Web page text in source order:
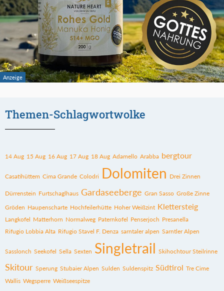
Themen-Schlagwortwolke
14 Aug 15 Aug 16 Aug 17 Aug 18 Aug Adamello Arabba bergtour
Casatihüttem Cima Grande Colodri Dolomiten Drei Zinnen
Dürrenstein Furtschaglhaus Gardaseeberge Gran Sasso Große Zinne
Gröden Haupenscharte Hochfeilerhütte Hoher Weißzint Klettersteig
Langkofel Matterhorn Normalweg Paternkofel Penserjoch Presanella
Rifugio Lobbia Alta Rifugio Stavel F. Denza sarntaler alpen Sarntler Alpen
Sasslonch Seekofel Sella Sexten Singletrail Skihochtour Steilrinne
Skitour Sperung Stubaier Alpen Sulden Suldenspitz Südtirol Tre Cime
Wallis Wegsperre Weißseespitze